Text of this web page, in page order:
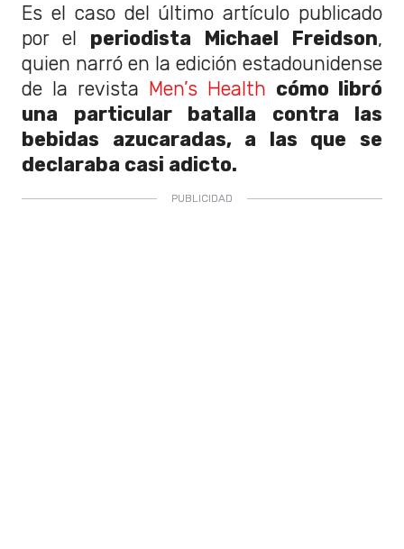
Es el caso del último artículo publicado
por el periodista Michael Freidson,
quien narró en la edición estadounidense
de la revista Men’s Health cómo libró
una particular batalla contra las
bebidas azucaradas, a las que se
declaraba casi adicto.